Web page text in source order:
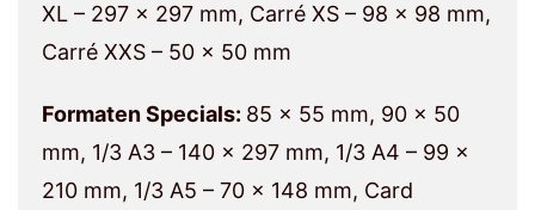
XL – 297 x 297 mm, Carré XS – 98 x 98 mm,
Carré XXS – 50 x 50 mm
Formaten Specials: 85 x 55 mm, 90 x 50
mm, 1/3 A3 – 140 x 297 mm, 1/3 A4 – 99 x
210 mm, 1/3 A5 – 70 x 148 mm, Card